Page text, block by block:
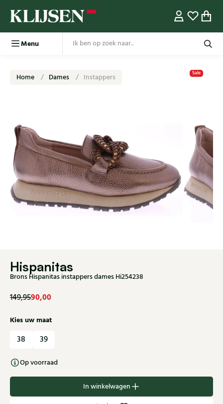
Menu
Home Dames Instappers Sale
Hispanitas
Brons Hispanitas instappers dames Hi254238
149,9590,00
Kies uw maat
38 39
Op voorraad
In winkelwagen